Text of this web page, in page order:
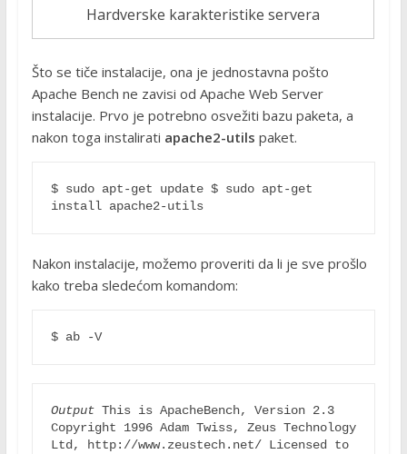
Hardverske karakteristike servera
Što se tiče instalacije, ona je jednostavna pošto
Apache Bench ne zavisi od Apache Web Server
instalacije. Prvo je potrebno osvežiti bazu paketa, a
nakon toga instalirati apache2-utils paket.
$ sudo apt-get update $ sudo apt-get
install apache2-utils
Nakon instalacije, možemo proveriti da li je sve prošlo
kako treba sledećom komandom:
$ ab -V
Output This is ApacheBench, Version 2.3
Copyright 1996 Adam Twiss, Zeus Technology
Ltd, http://www.zeustech.net/ Licensed to